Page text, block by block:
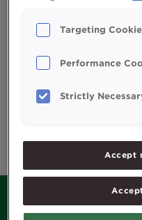
Dospelý
Möller´s Omega-3 Cardio
Read more
Targeting
Performance
Strictly
Accept